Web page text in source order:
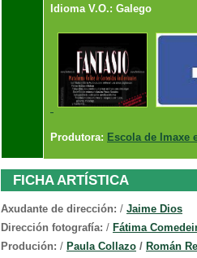
Idioma V.O.: Galego
Produtora: Escola de Imaxe
FICHA ARTÍSTICA
Axudante de dirección: / Jaime Dios
Dirección fotografía: / Fátima
Produción: / Paula Collazo / Román